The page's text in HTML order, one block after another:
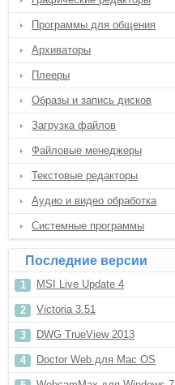
Программы для общения
Архиваторы
Плееры
Образы и запись дисков
Загрузка файлов
Файловые менеджеры
Текстовые редакторы
Аудио и видео обработка
Системные программы
Последние версии
MSI Live Update 4
Victoria 3.51
DWG TrueView 2013
Doctor Web для Mac OS